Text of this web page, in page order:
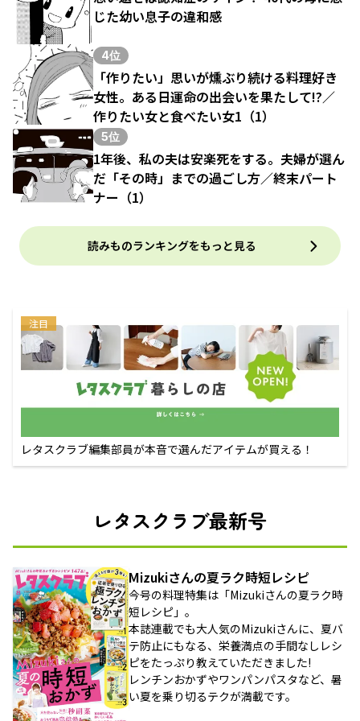
じた幼い息子の違和感
4位
「作りたい」思いが燻ぶり続ける料理好き
女性。ある日運命の出会いを果たして!?／
作りたい女と食べたい女1（1）
5位
1年後、私の夫は安楽死をする。夫婦が選ん
だ「その時」までの過ごし方／終末パート
ナー（1）
読みものランキングをもっと見る
注目
レタスクラブ編集部員が本音で選んだアイテムが買える！
レタスクラブ最新号
Mizukiさんの夏ラク時短レシピ
今号の料理特集は「Mizukiさんの夏ラク時
短レシピ」。
本誌連載でも大人気のMizukiさんに、夏バ
テ防止にもなる、栄養満点の手間なしレシ
ピをたっぷり教えていただきました!
レンチンおかずやワンパンパスタなど、暑
い夏を乗り切るテクが満載です。